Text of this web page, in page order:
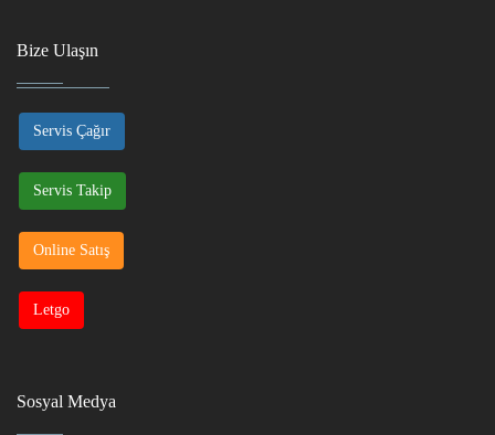
Bize Ulaşın
Servis Çağır
Servis Takip
Online Satış
Letgo
Sosyal Medya